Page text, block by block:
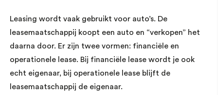
Leasing wordt vaak gebruikt voor auto’s. De
leasemaatschappij koopt een auto en “verkopen” het
daarna door. Er zijn twee vormen: financiële en
operationele lease. Bij financiële lease wordt je ook
echt eigenaar, bij operationele lease blijft de
leasemaatschappij de eigenaar.